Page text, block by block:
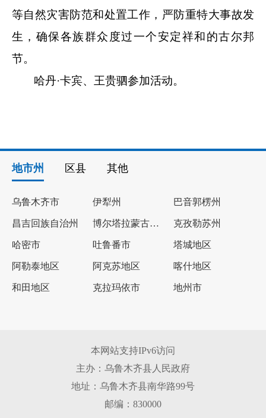
等自然灾害防范和处置工作，严防重特大事故发
生，确保各族群众度过一个安定祥和的古尔邦
节。
哈丹·卡宾、王贵驷参加活动。
地市州 区县 其他
乌鲁木齐市 伊犁州 巴音郭楞州
昌吉回族自治州 博尔塔拉蒙古自治州 克孜勒苏州
哈密市 吐鲁番市 塔城地区
阿勒泰地区 阿克苏地区 喀什地区
和田地区 克拉玛依市 地州市
本网站支持IPv6访问
主办：乌鲁木齐县人民政府
地址：乌鲁木齐县南华路99号
邮编：830000